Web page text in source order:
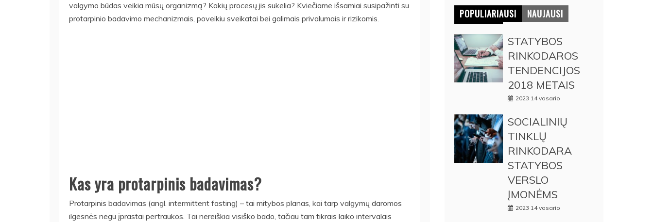
valgymo būdas veikia mūsų organizmą? Kokių procesų jis sukelia? Kviečiame išsamiai susipažinti su
protarpinio badavimo mechanizmais, poveikiu sveikatai bei galimais privalumais ir rizikomis.
Kas yra protarpinis badavimas?
Protarpinis badavimas (angl. intermittent fasting) – tai mitybos planas, kai tarp valgymų daromos
ilgesnės negu įprastai pertraukos. Tai nereiškia visiško bado, tačiau tam tikrais laiko intervalais
POPULIARIAUSI NAUJAUSI
STATYBOS
RINKODAROS
TENDENCIJOS
2018 METAIS
2023 14 vasario
SOCIALINIŲ
TINKLŲ
RINKODARA
STATYBOS
VERSLO
ĮMONĖMS
2023 14 vasario